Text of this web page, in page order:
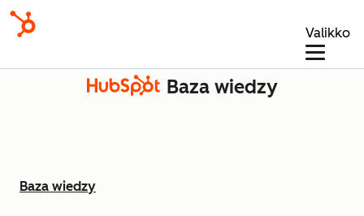
Valikko
Baza wiedzy
Baza wiedzy